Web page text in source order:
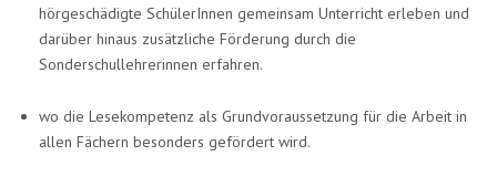
hörgeschädigte SchülerInnen gemeinsam Unterricht erleben und
darüber hinaus zusätzliche Förderung durch die
Sonderschullehrerinnen erfahren.
wo die Lesekompetenz als Grundvoraussetzung für die Arbeit in
allen Fächern besonders gefördert wird.